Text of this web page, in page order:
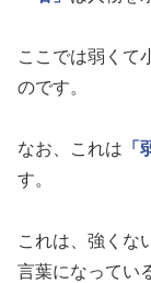
ここでは弱くて
のです。
なお、これは 「
す。
これは、強くな
言葉になってい